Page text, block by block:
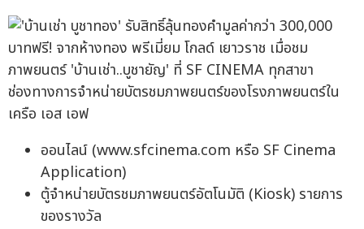
ช่องทางการจำหน่ายบัตรชมภาพยนตร์ของโรงภาพยนตร์ใน
เครือ เอส เอฟ
ออนไลน์ (www.sfcinema.com หรือ SF Cinema
Application)
ตู้จำหน่ายบัตรชมภาพยนตร์อัตโนมัติ (Kiosk) รายการ
ของรางวัล